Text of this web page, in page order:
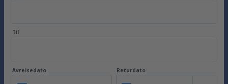
Til
Avreisedato Returdato